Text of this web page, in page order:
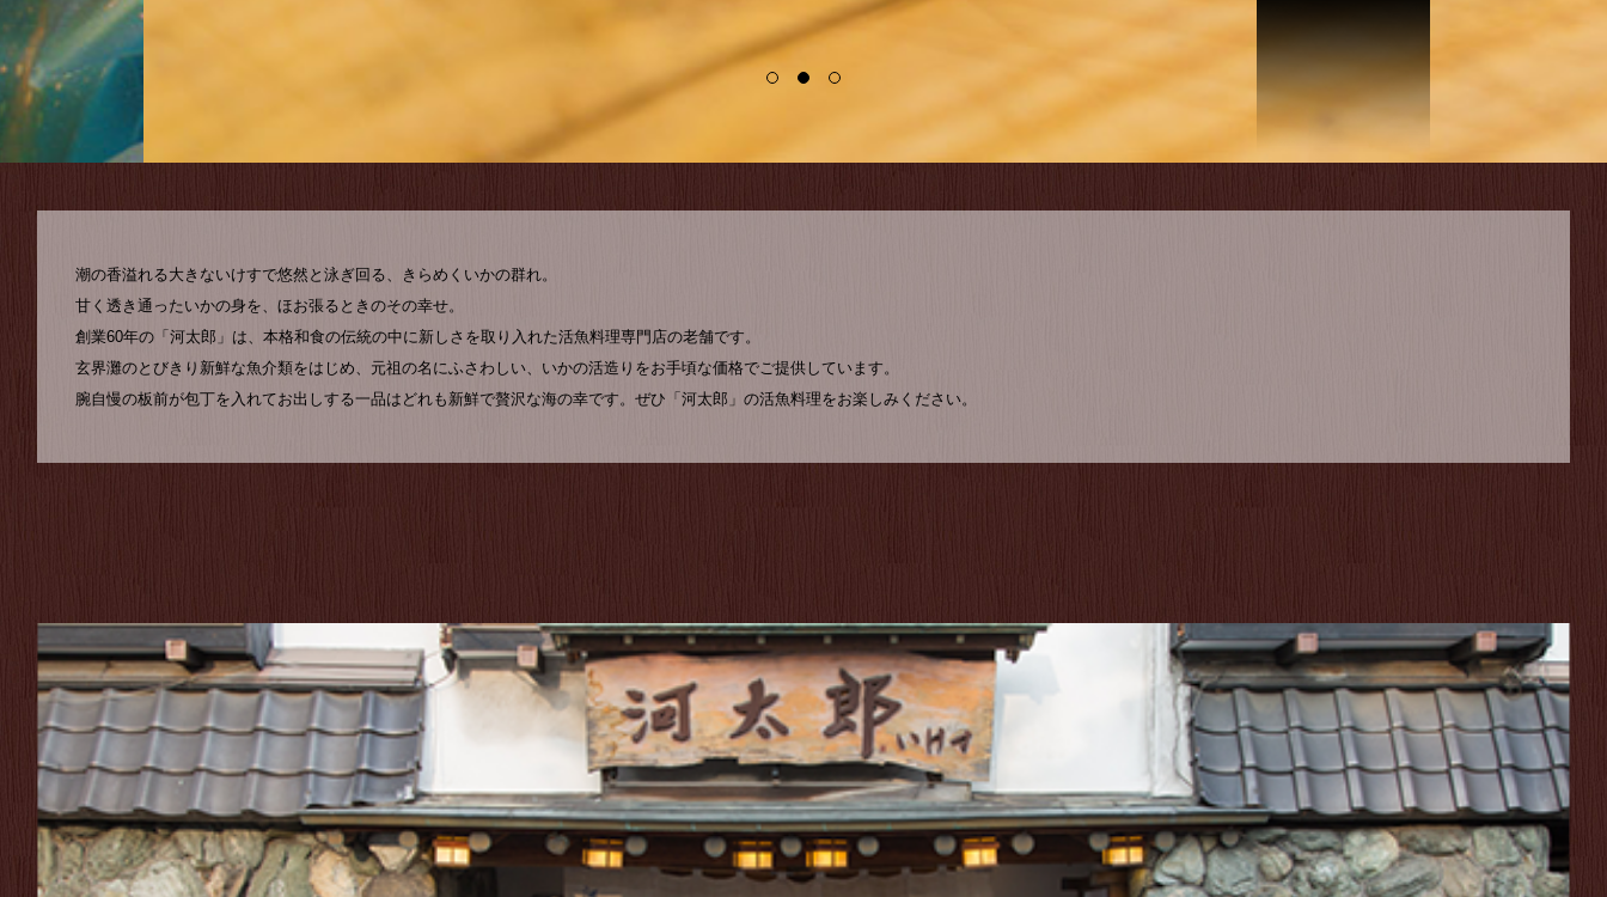
潮の香溢れる大きないけすで悠然と泳ぎ回る、きらめくいかの群れ。
甘く透き通ったいかの身を、ほお張るときのその幸せ。
創業60年の「河太郎」は、本格和食の伝統の中に新しさを取り入れた活魚料理専門店の老舗です。
玄界灘のとびきり新鮮な魚介類をはじめ、元祖の名にふさわしい、いかの活造りをお手頃な価格でご提供しています。
腕自慢の板前が包丁を入れてお出しする一品はどれも新鮮で贅沢な海の幸です。ぜひ「河太郎」の活魚料理をお楽しみください。